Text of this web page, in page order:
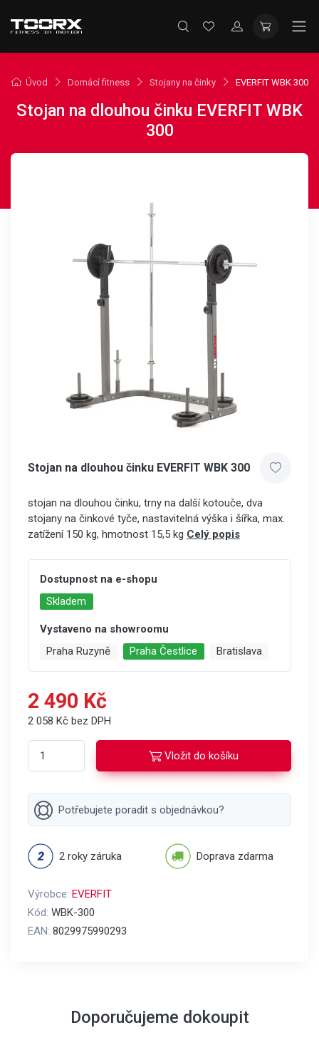
Úvod Domácí fitness Stojany na činky EVERFIT WBK 300
Stojan na dlouhou činku EVERFIT WBK
300
Stojan na dlouhou činku EVERFIT WBK 300
stojan na dlouhou činku, trny na další kotouče, dva
stojany na činkové tyče, nastavitelná výška i šířka, max.
zatížení 150 kg, hmotnost 15,5 kg Celý popis
Dostupnost na e-shopu
Skladem
Vystaveno na showroomu
Praha Ruzyně
Praha Čestlice Bratislava
2 490 Kč
2 058 Kč bez DPH
Vložit do košíku
Potřebujete poradit s objednávkou?
2 roky záruka Doprava zdarma
Výrobce: EVERFIT
Kód: WBK-300
EAN: 8029975990293
Doporučujeme dokoupit